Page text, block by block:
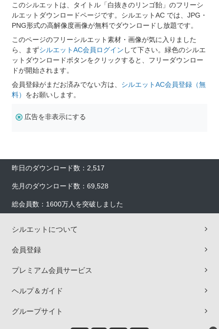
このシルエットは、タイトル「白抜きのリンゴ飴」のフリーシ
ルエットダウンロードページです。シルエットAC では、JPG・
PNG形式の高解像度画像が無料でダウンロードし放題です。
このページのフリーシルエット素材・画像が気に入りました
ら、まずシルエットAC会員ログイン して下さい。緑色のシルエ
ットダウンロードボタンをクリックすると、フリーダウンロー
ドが開始されます。
会員登録がまだお済みでない方は、 シルエットAC会員登録（無
料） をお願いします。
広告を非表示にする
昨日のダウンロード数：2,517
先月のダウンロード数：69,528
総会員数：1600万人を突破しました
シルエットについて
会員登録
プレミアム会員サービス
ヘルプ＆ガイド
グループサイト